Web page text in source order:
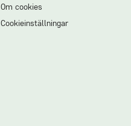
Om cookies
Cookieinställningar